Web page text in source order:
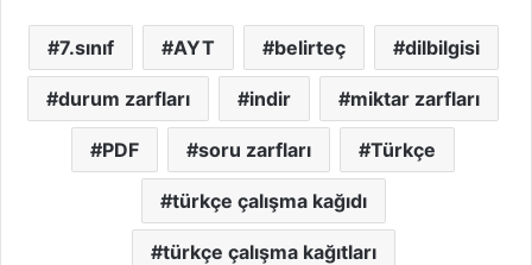
7.sınıf AYT belirteç dilbilgisi
durum zarfları indir miktar zarfları
PDF soru zarfları Türkçe
türkçe çalışma kağıdı
türkçe çalışma kağıtları